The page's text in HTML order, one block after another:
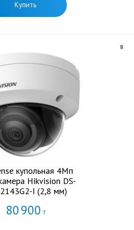
Купить
8
купольная 4Мп
Hikvision DS-
I (2,8 мм)
80900 Т